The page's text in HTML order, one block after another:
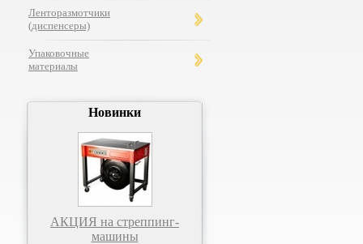
Ленторазмотчики
(диспенсеры)
Упаковочные
материалы
Новинки
АКЦИЯ на стреппинг-
машины